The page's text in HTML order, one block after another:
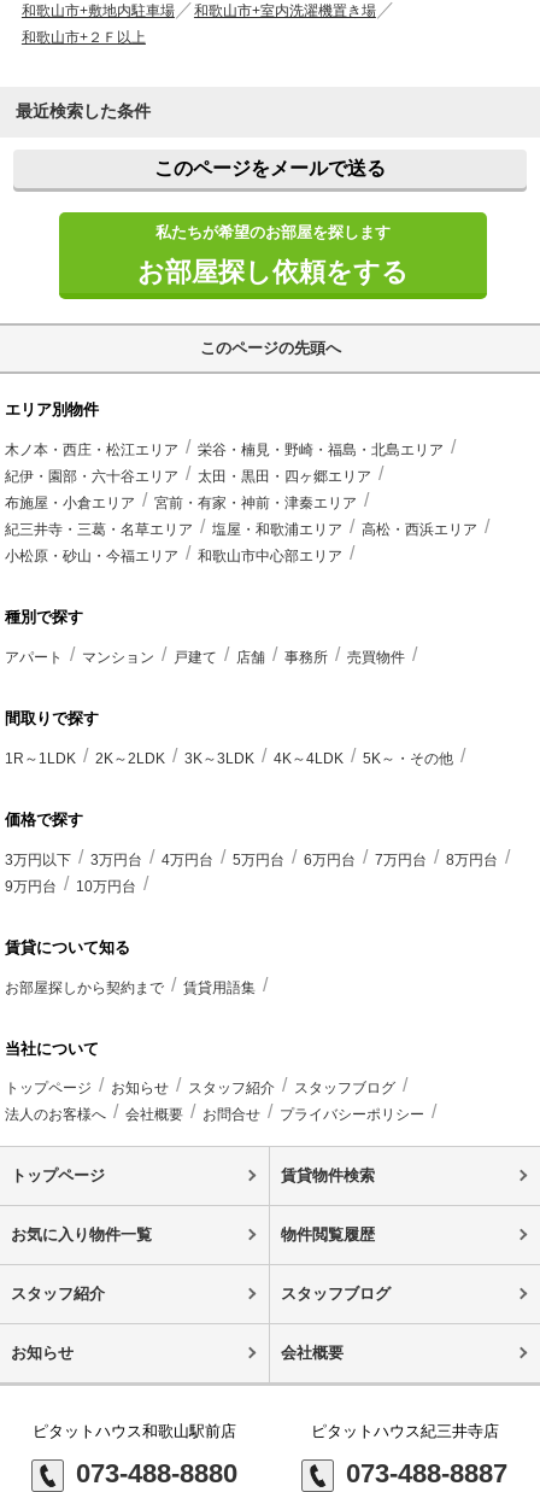
和歌山市+敷地内駐車場
和歌山市+室内洗濯機置き場
和歌山市+２Ｆ以上
最近検索した条件
このページをメールで送る
私たちが希望のお部屋を探します
お部屋探し依頼をする
このページの先頭へ
エリア別物件
木ノ本・西庄・松江エリア
栄谷・楠見・野崎・福島・北島エリア
紀伊・園部・六十谷エリア
太田・黒田・四ヶ郷エリア
布施屋・小倉エリア
宮前・有家・神前・津秦エリア
紀三井寺・三葛・名草エリア
塩屋・和歌浦エリア
高松・西浜エリア
小松原・砂山・今福エリア
和歌山市中心部エリア
種別で探す
アパート マンション 戸建て 店舗 事務所 売買物件
間取りで探す
1R～1LDK 2K～2LDK 3K～3LDK 4K～4LDK 5K～・その他
価格で探す
3万円以下 3万円台 4万円台 5万円台 6万円台 7万円台
8万円台
9万円台
10万円台
賃貸について知る
お部屋探しから契約まで 賃貸用語集
当社について
トップページ お知らせ スタッフ紹介
スタッフブログ
法人のお客様へ
会社概要 お問合せ プライバシーポリシー
トップページ 賃貸物件検索
お気に入り物件一覧 物件閲覧履歴
スタッフ紹介 スタッフブログ
お知らせ 会社概要
ピタットハウス和歌山駅前店
073-488-8880
ピタットハウス紀三井寺店
073-488-8887